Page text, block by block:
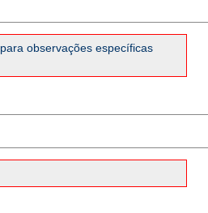
para observações específicas